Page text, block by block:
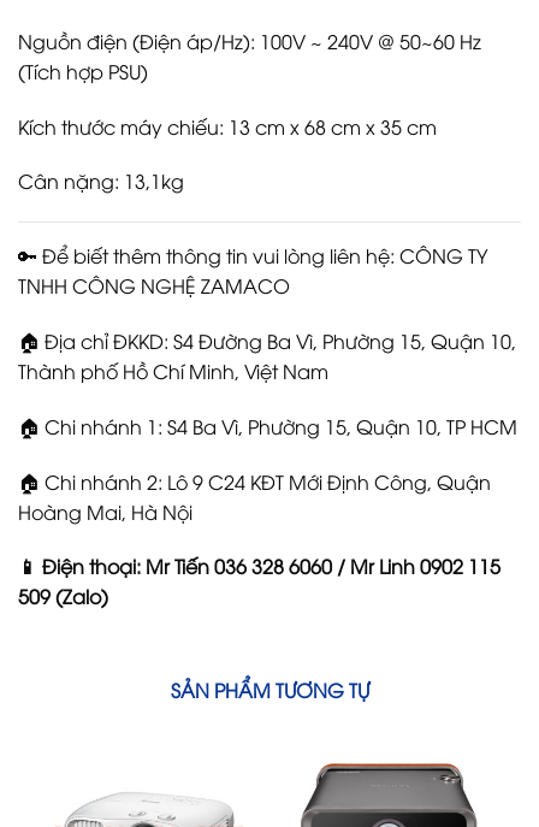
Nguồn điện (Điện áp/Hz): 100V ~ 240V @ 50~60 Hz
(Tích hợp PSU)
Kích thước máy chiếu: 13 cm x 68 cm x 35 cm
Cân nặng: 13,1kg
🔑 Để biết thêm thông tin vui lòng liên hệ: CÔNG TY
TNHH CÔNG NGHỆ ZAMACO
🏠 Địa chỉ ĐKKD: S4 Đường Ba Vì, Phường 15, Quận 10,
Thành phố Hồ Chí Minh, Việt Nam
🏠 Chi nhánh 1: S4 Ba Vì, Phường 15, Quận 10, TP HCM
🏠 Chi nhánh 2: Lô 9 C24 KĐT Mới Định Công, Quận
Hoàng Mai, Hà Nội
📱 Điện thoại: Mr Tiến 036 328 6060 / Mr Linh 0902 115
509 (Zalo)
SẢN PHẨM TƯƠNG TỰ